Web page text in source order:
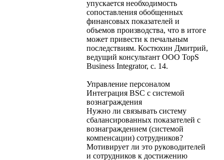
упускается необходимость
сопоставления обобщенных
финансовых показателей и
объемов производства, что в итоге
может привести к печальным
последствиям. Костюхин Дмитрий,
ведущий консультант ООО TopS
Business Integrator, с. 14.
Управление персоналом
Интеграция BSC с системой
вознаграждения
Нужно ли связывать систему
сбалансированных показателей с
вознаграждением (системой
компенсации) сотрудников?
Мотивирует ли это руководителей
и сотрудников к достижению